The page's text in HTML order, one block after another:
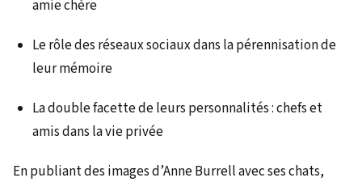
amie chère
Le rôle des réseaux sociaux dans la pérennisation de
leur mémoire
La double facette de leurs personnalités : chefs et
amis dans la vie privée
En publiant des images d’Anne Burrell avec ses chats,